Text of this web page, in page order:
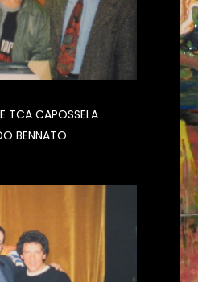
TCA CAPOSSELA
BENNATO